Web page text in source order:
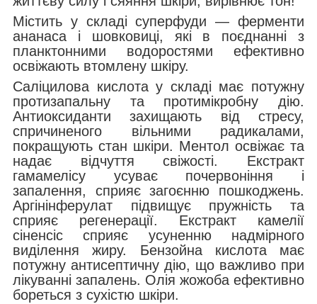
Містить у складі суперфуди — ферменти
ананаса і шовковиці, які в поєднанні з
планктонними водоростями ефективно
освіжають втомлену шкіру.
Саліцилова кислота у складі має потужну
протизапальну та протимікробну дію.
Антиоксиданти захищають від стресу,
спричиненого вільними радикалами,
покращують стан шкіри. Ментол освіжає та
надає відчуття свіжості. Екстракт
гамамелісу усуває почервоніння і
запалення, сприяє загоєнню пошкоджень.
Аргінінферулат підвищує пружність та
сприяє регенерації. Екстракт камелії
сіненсіс сприяє усуненню надмірного
виділення жиру. Бензойна кислота має
потужну антисептичну дію, що важливо при
лікуванні запалень. Олія жожоба ефективно
бореться з сухістю шкіри.